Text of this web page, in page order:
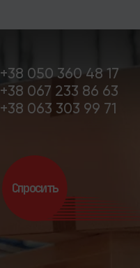
+38 050 360 48 17
+38 067 233 86 63
+38 063 303 99 71
Спросить